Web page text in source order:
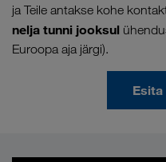
ja Teile antakse kohe
nelja tunni jooksul
Euroopa aja järgi).
Esita